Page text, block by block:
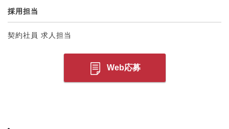
採用担当
契約社員 求人担当
Web応募